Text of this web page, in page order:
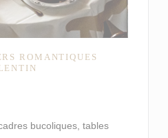
ROMANTIQUES
bucoliques, tables